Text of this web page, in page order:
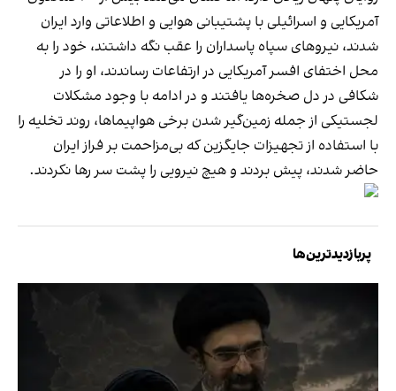
آمریکایی و اسرائیلی با پشتیبانی هوایی و اطلاعاتی وارد ایران
شدند، نیروهای سپاه پاسداران را عقب نگه داشتند، خود را به
محل اختفای افسر آمریکایی در ارتفاعات رساندند، او را در
شکافی در دل صخره‌ها یافتند و در ادامه با وجود مشکلات
لجستیکی از جمله زمین‌گیر شدن برخی هواپیماها، روند تخلیه را
با استفاده از تجهیزات جایگزین که بی‌مزاحمت بر فراز ایران
حاضر شدند، پیش بردند و هیچ نیرویی را پشت سر رها نکردند.
پربازدیدترین‌ها